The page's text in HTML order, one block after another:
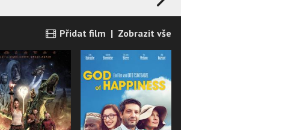
Přidat film | Zobrazit vše